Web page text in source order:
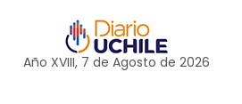
Año XVIII, 7 de Agosto de 2026